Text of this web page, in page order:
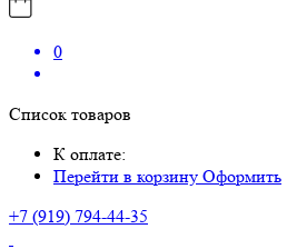
0
Список товаров
К оплате:
Перейти в корзину Оформить
+7 (919) 794-44-35